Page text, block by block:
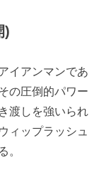
)
イアンマンであ
の圧倒的パワー
渡しを強いられ
ィップラッシュ
。